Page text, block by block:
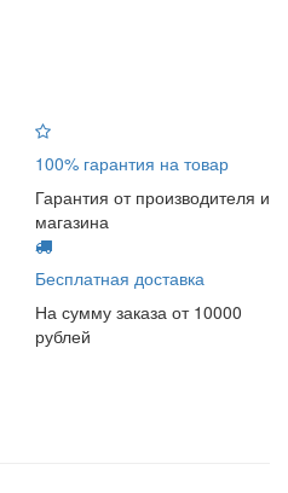
100% гарантия на товар
Гарантия от производителя и
магазина
Бесплатная доставка
На сумму заказа от 10000
рублей